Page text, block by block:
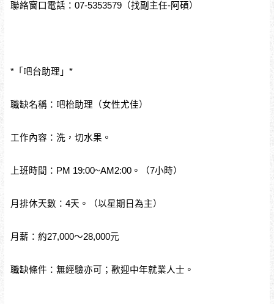
聯絡窗口電話：07-5353579（找副主任-阿碩）
*「吧台助理」*
職缺名稱：吧枱助理（女性尤佳）
工作內容：洗，切水果。
上班時間：PM 19:00~AM2:00。（7小時）
月排休天數：4天。（以星期日為主）
月薪：約27,000～28,000元
職缺條件：無經驗亦可；歡迎中年就業人士。